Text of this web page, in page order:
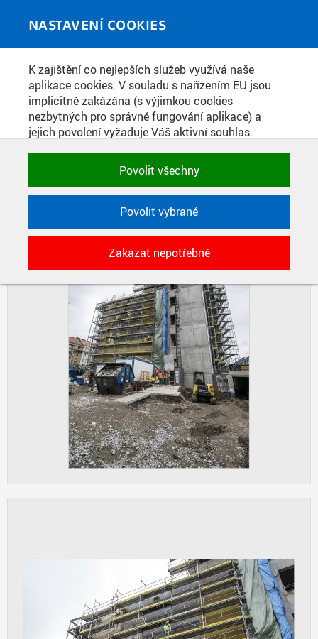
NASTAVENÍ COOKIES
K zajištění co nejlepších služeb využívá naše
aplikace cookies. V souladu s nařízením EU jsou
implicitně zakázána (s výjimkou cookies
nezbytných pro správné fungování aplikace) a
jejich povolení vyžaduje Váš aktivní souhlas.
zakázat, případně vybrat a povolit cookies podle
kategorie. Svoje rozhodnutí můžete samozřejmě
kdykoli změnit.
POTŘEBNÉ
Technické cookies využívané aplikacemi
ČVUT pro uchování jejich nastavení,
vlastností a identifikátorů relace. Jsou
nezbytné pro správné fungování a jsou
ANALYTICKÉ
Slouží pro získávání anonymizovaných
statistických údajů, které nám pomáhají
vylepšovat naše aplikace. Zpravidla jde o
cookies systémů třetích stran, které k
těmto účelům využíváme.
MARKETINGOVÉ
s analýzou uživatelského chování
OSTATNÍ
Povolit všechny
Povolit vybrané
Zakázat nepotřebné
MEDIATÉKA
You are here
Home Fotografie
STAVBA BUDOVY CIIRC
DIAPOZITIVY DLAŽDICE
CIHLY